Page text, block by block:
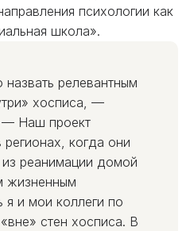
психологии как
школа».
релевантным
хосписа, —
— Наш проект
когда они
реанимации домой
жизненным
я и мои коллеги по
стен хосписа. В